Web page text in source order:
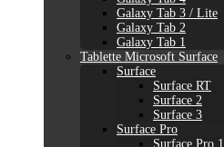
Galaxy Tab 3 / Lite
Galaxy Tab 2
Galaxy Tab 1
Tablette Microsoft Surface
Surface
Surface RT
Surface 2
Surface 3
Surface Pro
Surface Pro 1